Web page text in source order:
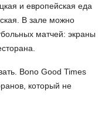
и европейская еда
В зале можно
матчей: экраны
Bono Good Times
который не